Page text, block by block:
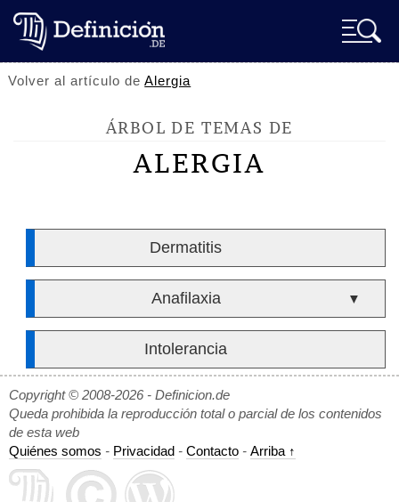
Volver al artículo deAlergia
ÁRBOL DE TEMAS DE
ALERGIA
Dermatitis
Anafilaxia ▼
Intolerancia
Copyright © 2008-2026 - Definicion.de
Queda prohibida la reproducción total o parcial de los contenidos
de esta web
Quiénes somos - Privacidad - Contacto - Arriba ↑